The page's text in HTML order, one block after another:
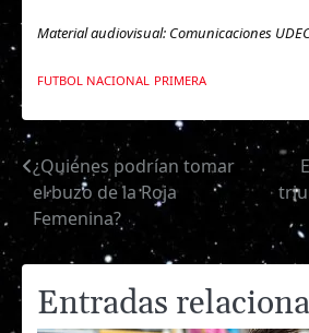
Material audiovisual: Comunicaciones
FUTBOL NACIONAL PRIMERA
Navegación
de
entradas
¿Quiénes podrían tomar
el buzo de la Roja
Femenina?
Entradas